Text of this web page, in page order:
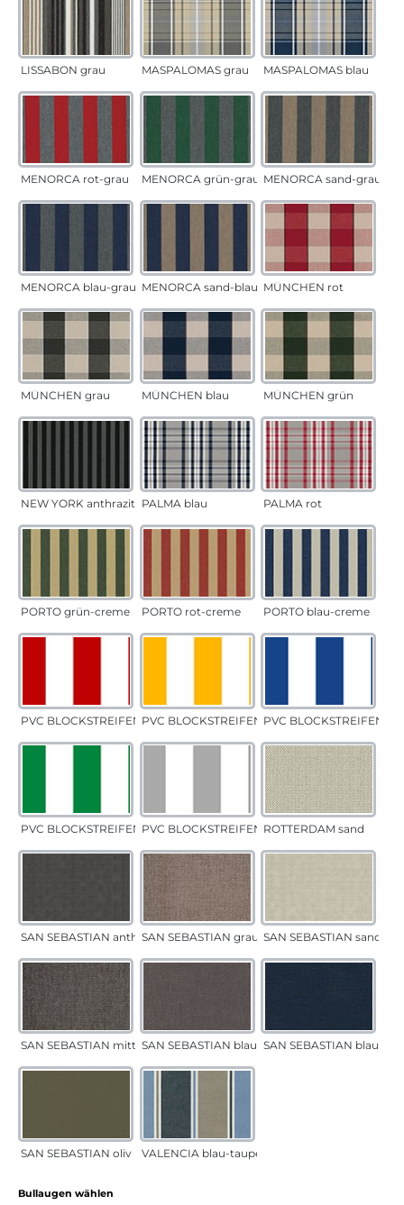
LISSABON grau MASPALOMAS grau MASPALOMAS blau
MENORCA rot-grau MENORCA grün-grau MENORCA sand-grau
MENORCA blau-grau MENORCA sand-blau MÜNCHEN rot
MÜNCHEN grau MÜNCHEN blau MÜNCHEN grün
NEW YORK anthrazit PALMA blau PALMA rot
PORTO grün-creme PORTO rot-creme PORTO blau-creme
PVC BLOCKSTREIFEN rotPVC BLOCKSTREIFEN gelbPVC BLOCKSTREIFEN
PVC BLOCKSTREIFEN grünPVC BLOCKSTREIFEN grauROTTERDAM sand
SAN SEBASTIAN anthrazitSAN SEBASTIAN grau-sandSAN SEBASTIAN sand
SAN SEBASTIAN mittelgrauSAN SEBASTIAN blau-sandSAN SEBASTIAN blau
SAN SEBASTIAN oliv VALENCIA blau-taupe
Bullaugen wählen